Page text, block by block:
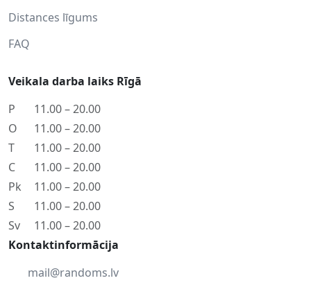
Distances līgums
FAQ
Veikala darba laiks Rīgā
P
11.00 – 20.00
O
11.00 – 20.00
T
11.00 – 20.00
C
11.00 – 20.00
Pk
11.00 – 20.00
S
11.00 – 20.00
Sv
11.00 – 20.00
Kontaktinformācija
mail@randoms.lv